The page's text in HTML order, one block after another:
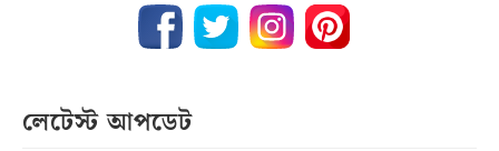
লেটেস্ট আপডেট